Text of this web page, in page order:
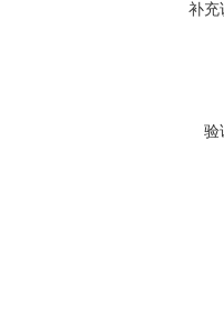
补充
验